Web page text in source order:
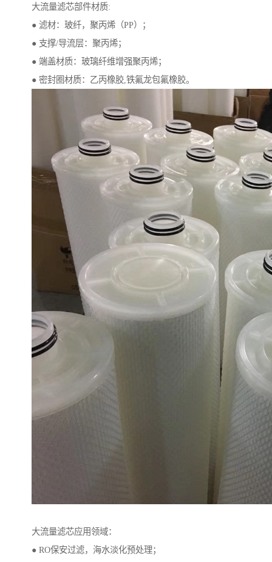
大流量滤芯部件材质:
● 滤材：玻纤，聚丙烯（PP）；
● 支撑/导流层：聚丙烯；
● 端盖材质：玻璃纤维增强聚丙烯；
● 密封圈材质：乙丙橡胶,铁氟龙包氟橡胶。
大流量滤芯应用领域：
● RO保安过滤，海水淡化预处理；